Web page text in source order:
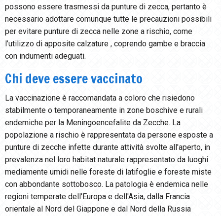
possono essere trasmessi da punture di zecca, pertanto è
necessario adottare comunque tutte le precauzioni possibili
per evitare punture di zecca nelle zone a rischio, come
l’utilizzo di apposite calzature , coprendo gambe e braccia
con indumenti adeguati.
Chi deve essere vaccinato
La vaccinazione è raccomandata a coloro che risiedono
stabilmente o temporaneamente in zone boschive e rurali
endemiche per la Meningoencefalite da Zecche. La
popolazione a rischio è rappresentata da persone esposte a
punture di zecche infette durante attività svolte all'aperto, in
prevalenza nel loro habitat naturale rappresentato da luoghi
mediamente umidi nelle foreste di latifoglie e foreste miste
con abbondante sottobosco. La patologia è endemica nelle
regioni temperate dell'Europa e dell'Asia, dalla Francia
orientale al Nord del Giappone e dal Nord della Russia